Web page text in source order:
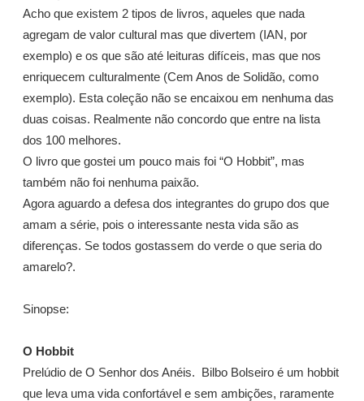
Acho que existem 2 tipos de livros, aqueles que nada
agregam de valor cultural mas que divertem (IAN, por
exemplo) e os que são até leituras difíceis, mas que nos
enriquecem culturalmente (Cem Anos de Solidão, como
exemplo). Esta coleção não se encaixou em nenhuma das
duas coisas. Realmente não concordo que entre na lista
dos 100 melhores.
O livro que gostei um pouco mais foi “O Hobbit”, mas
também não foi nenhuma paixão.
Agora aguardo a defesa dos integrantes do grupo dos que
amam a série, pois o interessante nesta vida são as
diferenças. Se todos gostassem do verde o que seria do
amarelo?.
Sinopse:
O Hobbit
Prelúdio de O Senhor dos Anéis. Bilbo Bolseiro é um hobbit
que leva uma vida confortável e sem ambições, raramente